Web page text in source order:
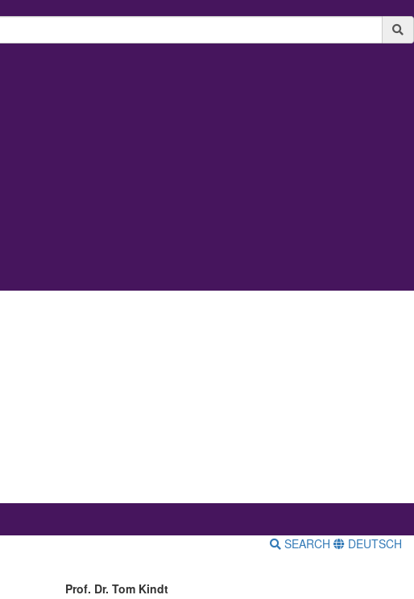
SEARCH DEUTSCH
Prof. Dr. Tom Kindt